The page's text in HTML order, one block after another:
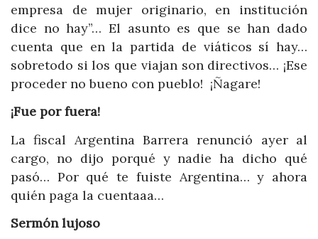
empresa de mujer originario, en institución
dice no hay”… El asunto es que se han dado
cuenta que en la partida de viáticos sí hay…
sobretodo si los que viajan son directivos… ¡Ese
proceder no bueno con pueblo! ¡Ñagare!
¡Fue por fuera!
La fiscal Argentina Barrera renunció ayer al
cargo, no dijo porqué y nadie ha dicho qué
pasó… Por qué te fuiste Argentina… y ahora
quién paga la cuentaaa…
Sermón lujoso